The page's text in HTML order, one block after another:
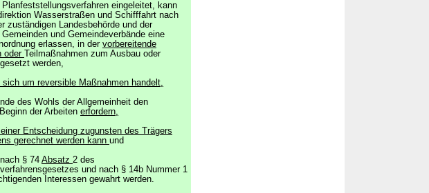
Planfeststellungsverfahren eingeleitet, kann
Wasserstraßen und Schifffahrt nach
zuständigen Landesbehörde und der
und Gemeindeverbände eine
erlassen, in der vorbereitende
oder
Teilmaßnahmen zum Ausbau oder
werden,
um reversible Maßnahmen handelt,
des Wohls der Allgemeinheit den
der Arbeiten erfordern,
Entscheidung zugunsten des Trägers
gerechnet werden kann und
§ 74 Absatz 2 des
und nach § 14b Nummer 1
Interessen gewahrt werden.